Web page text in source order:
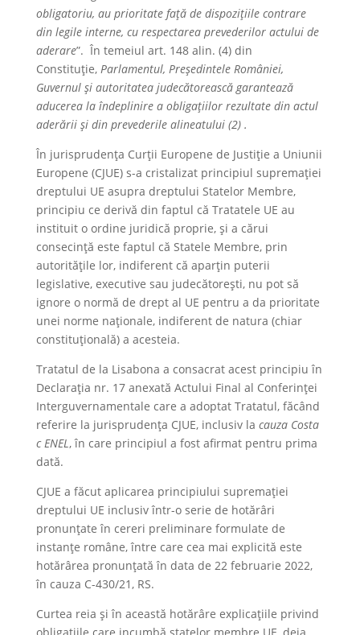
obligatoriu, au prioritate față de dispozițiile contrare
din legile interne, cu respectarea prevederilor actului de
aderare”. În temeiul art. 148 alin. (4) din
Constituţie, Parlamentul, Preşedintele României,
Guvernul şi autoritatea judecătorească garantează
aducerea la îndeplinire a obligaţiilor rezultate din actul
aderării şi din prevederile alineatului (2) .
În jurisprudența Curții Europene de Justiție a Uniunii
Europene (CJUE) s-a cristalizat principiul supremației
dreptului UE asupra dreptului Statelor Membre,
principiu ce derivă din faptul că Tratatele UE au
instituit o ordine juridică proprie, și a cărui
consecință este faptul că Statele Membre, prin
autoritățile lor, indiferent că aparțin puterii
legislative, executive sau judecătorești, nu pot să
ignore o normă de drept al UE pentru a da prioritate
unei norme naționale, indiferent de natura (chiar
constituțională) a acesteia.
Tratatul de la Lisabona a consacrat acest principiu în
Declarația nr. 17 anexată Actului Final al Conferinței
Interguvernamentale care a adoptat Tratatul, făcând
referire la jurisprudența CJUE, inclusiv la cauza Costa
c ENEL, în care principiul a fost afirmat pentru prima
dată.
CJUE a făcut aplicarea principiului supremației
dreptului UE inclusiv într-o serie de hotărâri
pronunțate în cereri preliminare formulate de
instanțe române, între care cea mai explicită este
hotărârea pronunțată în data de 22 februarie 2022,
în cauza C-430/21, RS.
Curtea reia şi în această hotărâre explicaţiile privind